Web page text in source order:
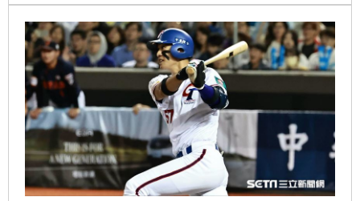
成軍時就很確定，要找拿莫．伊漾擔任隊長，他除了帶
著這批年輕選手把氣氛帶起來，自己也以身作則，在進
入冠軍戰前的5場比賽打得非常不錯。